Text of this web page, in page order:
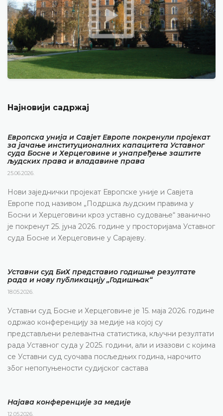
Најновији садржај
Европска унија и Савјет Европе покренули пројекат
за јачање институционалних капацитета Уставног
суда Босне и Херцеговине и унапређење заштите
људских права и владавине права
25.06.2026.
Нови заједнички пројекат Европске уније и Савјета
Европе под називом „Подршка људским правима у
Босни и Херцеговини кроз уставно судовање“ званично
је покренут 25. јуна 2026. године у просторијама Уставног
суда Босне и Херцеговине у Сарајеву.
Уставни суд БиХ представио годишње резултате
рада и нову публикацију „Годишњак“
18.05.2026.
Уставни суд Босне и Херцеговине је 15. маја 2026. године
одржао конференцију за медије на којој су
представљени релевантна статистика, кључни резултати
рада Уставног суда у 2025. години, али и изазови с којима
се Уставни суд суочава посљедњих година, нарочито
због непопуњености судијског састава
Најава конференције за медије
12.05.2026.